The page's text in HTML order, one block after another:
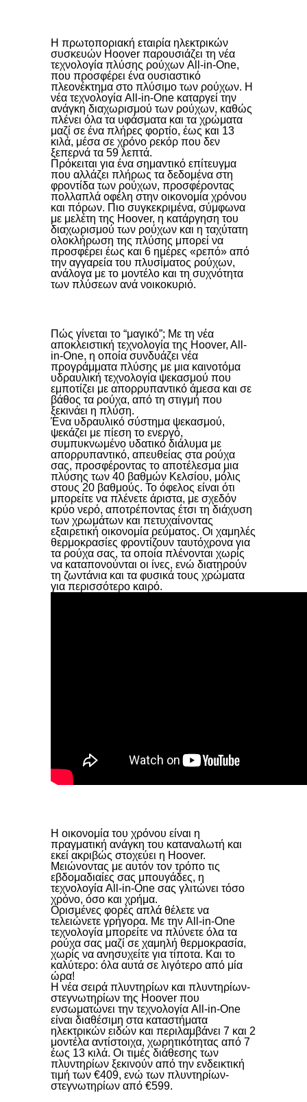
Η πρωτοποριακή εταιρία ηλεκτρικών
συσκευών Hoover παρουσιάζει τη νέα
τεχνολογία πλύσης ρούχων All-in-One,
που προσφέρει ένα ουσιαστικό
πλεονέκτημα στο πλύσιμο των ρούχων. Η
νέα τεχνολογία All-in-One καταργεί την
ανάγκη διαχωρισμού των ρούχων, καθώς
πλένει όλα τα υφάσματα και τα χρώματα
μαζί σε ένα πλήρες φορτίο, έως και 13
κιλά, μέσα σε χρόνο ρεκόρ που δεν
ξεπερνά τα 59 λεπτά.
Πρόκειται για ένα σημαντικό επίτευγμα
που αλλάζει πλήρως τα δεδομένα στη
φροντίδα των ρούχων, προσφέροντας
πολλαπλά οφέλη στην οικονομία χρόνου
και πόρων. Πιο συγκεκριμένα, σύμφωνα
με μελέτη της Hoover, η κατάργηση του
διαχωρισμού των ρούχων και η ταχύτατη
ολοκλήρωση της πλύσης μπορεί να
προσφέρει έως και 6 ημέρες «ρεπό» από
την αγγαρεία του πλυσίματος ρούχων,
ανάλογα με το μοντέλο και τη συχνότητα
των πλύσεων ανά νοικοκυριό.
Πώς γίνεται το “μαγικό”; Με τη νέα
αποκλειστική τεχνολογία της Hoover, All-
in-One, η οποία συνδυάζει νέα
προγράμματα πλύσης με μια καινοτόμα
υδραυλική τεχνολογία ψεκασμού που
εμποτίζει με απορρυπαντικό άμεσα και σε
βάθος τα ρούχα, από τη στιγμή που
ξεκινάει η πλύση.
Ένα υδραυλικό σύστημα ψεκασμού,
ψεκάζει με πίεση το ενεργό,
συμπυκνωμένο υδατικό διάλυμα με
απορρυπαντικό, απευθείας στα ρούχα
σας, προσφέροντας το αποτέλεσμα μια
πλύσης των 40 βαθμών Κελσίου, μόλις
στους 20 βαθμούς. Το όφελος είναι ότι
μπορείτε να πλένετε άριστα, με σχεδόν
κρύο νερό, αποτρέποντας έτσι τη διάχυση
των χρωμάτων και πετυχαίνοντας
εξαιρετική οικονομία ρεύματος. Οι χαμηλές
θερμοκρασίες φροντίζουν ταυτόχρονα για
τα ρούχα σας, τα οποία πλένονται χωρίς
να καταπονούνται οι ίνες, ενώ διατηρούν
τη ζωντάνια και τα φυσικά τους χρώματα
για περισσότερο καιρό.
Η οικονομία του χρόνου είναι η
πραγματική ανάγκη του καταναλωτή και
εκεί ακριβώς στοχεύει η Hoover.
Μειώνοντας με αυτόν τον τρόπο τις
εβδομαδιαίες σας μπουγάδες, η
τεχνολογία All-in-One σας γλιτώνει τόσο
χρόνο, όσο και χρήμα.
Ορισμένες φορές απλά θέλετε να
τελειώνετε γρήγορα. Με την All-in-One
τεχνολογία μπορείτε να πλύνετε όλα τα
ρούχα σας μαζί σε χαμηλή θερμοκρασία,
χωρίς να ανησυχείτε για τίποτα. Και το
καλύτερο: όλα αυτά σε λιγότερο από μία
ώρα!
Η νέα σειρά πλυντηρίων και πλυντηρίων-
στεγνωτηρίων της Hoover που
ενσωματώνει την τεχνολογία All-in-One
είναι διαθέσιμη στα καταστήματα
ηλεκτρικών ειδών και περιλαμβάνει 7 και 2
μοντέλα αντίστοιχα, χωρητικότητας από 7
έως 13 κιλά. Οι τιμές διάθεσης των
πλυντηρίων ξεκινούν από την ενδεικτική
τιμή των €409, ενώ των πλυντηρίων-
στεγνωτηρίων από €599.